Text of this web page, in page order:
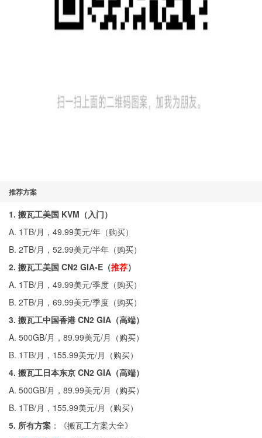
推荐方案
1. 搬瓦工美国 KVM（入门）
A. 1TB/月，49.99美元/年（购买）
B. 2TB/月，52.99美元/半年（购买）
2. 搬瓦工美国 CN2 GIA-E（推荐）
A. 1TB/月，49.99美元/季度（购买）
B. 2TB/月，69.99美元/季度（购买）
3. 搬瓦工中国香港 CN2 GIA（高端）
A. 500GB/月，89.99美元/月（购买）
B. 1TB/月，155.99美元/月（购买）
4. 搬瓦工日本东京 CN2 GIA（高端）
A. 500GB/月，89.99美元/月（购买）
B. 1TB/月，155.99美元/月（购买）
5. 所有方案 ：《搬瓦工方案大全》